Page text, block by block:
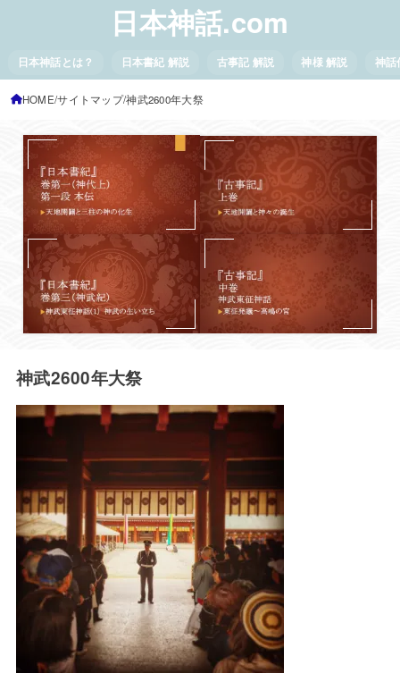
日本神話.com
日本神話とは？ 日本書紀 解説 古事記 解説 神様 解説 神話
HOME サイトマップ 神武2600年大祭
神武2600年大祭